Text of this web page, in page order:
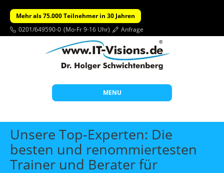
Mehr als 75.000 Teilnehmer in 30 Jahren
0201/649590-0 (Mo-Fr 9-16 Uhr) Anfrage
MENU
Start
Themen
Beratung
Unsere Top-Experten: Die
besten und renommiertesten
Trainer und Berater für